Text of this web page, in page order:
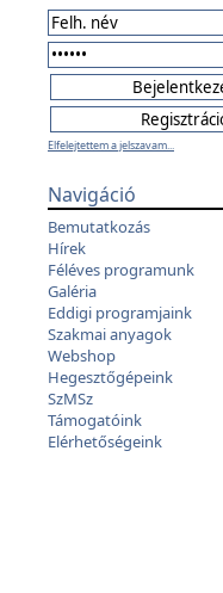
Elfelejtettem a jelszavam...
Navigáció
Bemutatkozás
Hírek
Féléves programunk
Galéria
Eddigi programjaink
Szakmai anyagok
Webshop
Hegesztőgépeink
SzMSz
Támogatóink
Elérhetőségeink